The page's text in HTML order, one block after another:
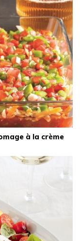
à la crème